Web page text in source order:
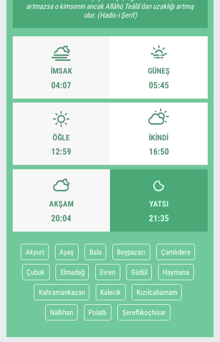
artmazsa o kimsenin ancak Allâhü Teâlâ’dan uzaklığı artmış
olur. (Hadis-i Şerif)
İMSAK
04:07
GÜNEŞ
05:45
ÖĞLE
12:59
İKINDI
16:50
AKŞAM
20:04
YATSI
21:35
Akyurt Ayaş Bala Beypazarı Çamlıdere
Çubuk Elmadağ Evren Güdül Haymana
Kahramankazan Kalecik Kızılcahamam
Nallıhan Polatlı Şereflikoçhisar